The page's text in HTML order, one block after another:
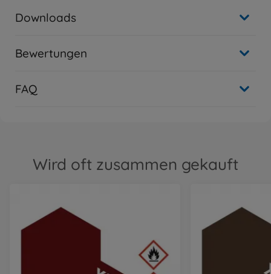
Downloads
Bewertungen
FAQ
Wird oft zusammen gekauft